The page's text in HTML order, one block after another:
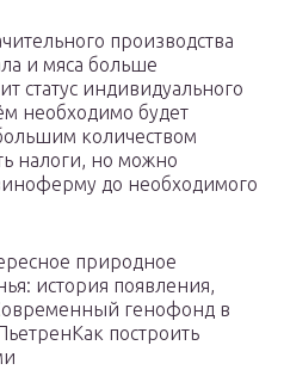
производства
и мяса больше
статус индивидуального
необходимо будет
количеством
налоги, но можно
до необходимого
природное
история появления,
генофонд в
построить